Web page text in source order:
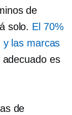
de
solo. El 70%
y las marcas
es
de